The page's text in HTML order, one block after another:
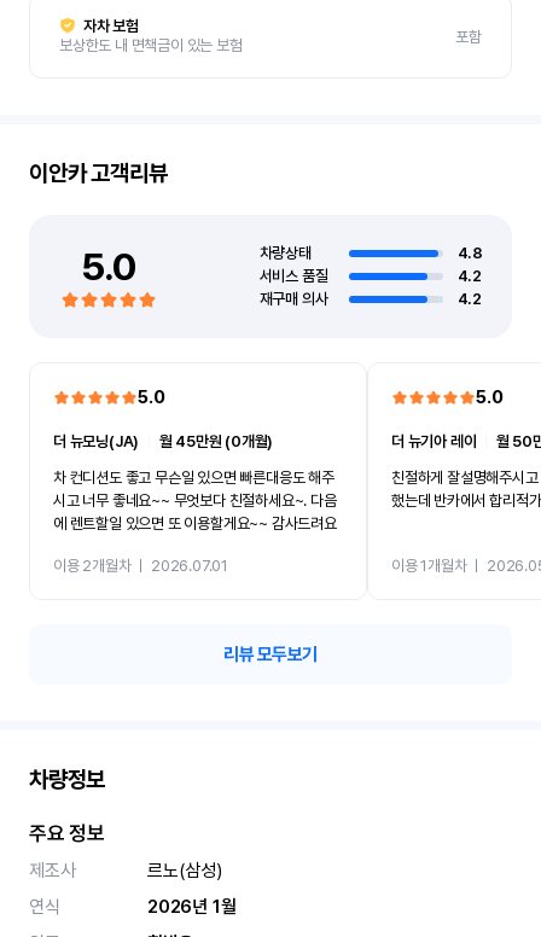
자차 보험
보상한도 내 면책금이 있는 보험
포함
이안카고객리뷰
5.0 차량상태
4.8
서비스 품질
4.2
재구매 의사
4.2
5.0
더 뉴모닝(JA)
월 45만원 (0개월)
차 컨디션도 좋고 무슨일 있으면 빠른대응도 해주
시고 너무 좋네요~~ 무엇보다 친절하세요~. 다음
에 렌트할일 있으면 또 이용할게요~~ 감사드려요
이용 2개월차ㅣ 2026.07.01
5.0
더 뉴기아 레이
월 50
친절하게 잘설명해주시
했는데 반카에서 합리적
이용 1개월차ㅣ
리뷰 모두보기
차량정보
주요 정보
제조사
르노(삼성)
연식
2026년 1월